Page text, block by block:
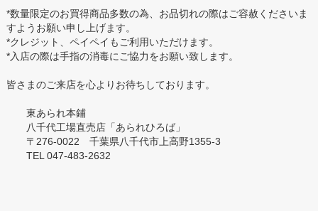
*数量限定のお買得商品多数の為、お品切れの際はご容赦くださいま
すようお願い申し上げます。
*クレジット、ペイペイもご利用いただけます。
*入店の際は手指の消毒にご協力をお願い致します。
皆さまのご来店を心よりお待ちしております。
東あられ本鋪
八千代工場直売店「あられひろば」
〒276-0022 千葉県八千代市上高野1355-3
TEL 047-483-2632